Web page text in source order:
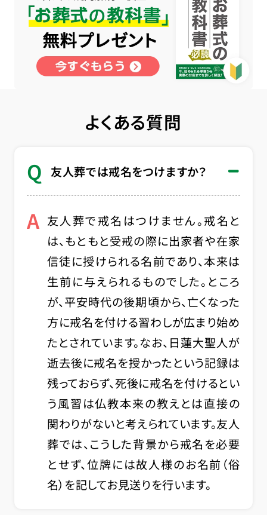
よくある質問
Q 友人葬では戒名をつけますか？
A 友人葬で戒名はつけません。戒名と
は、もともと受戒の際に出家者や在家
信徒に授けられる名前であり、本来は
生前に与えられるものでした。ところ
が、平安時代の後期頃から、亡くなった
方に戒名を付ける習わしが広まり始め
たとされています。なお、日蓮大聖人が
逝去後に戒名を授かったという記録は
残っておらず、死後に戒名を付けるとい
う風習は仏教本来の教えとは直接の
関わりがないと考えられています。友人
葬では、こうした背景から戒名を必要
とせず、位牌には故人様のお名前（俗
名）を記してお見送りを行います。